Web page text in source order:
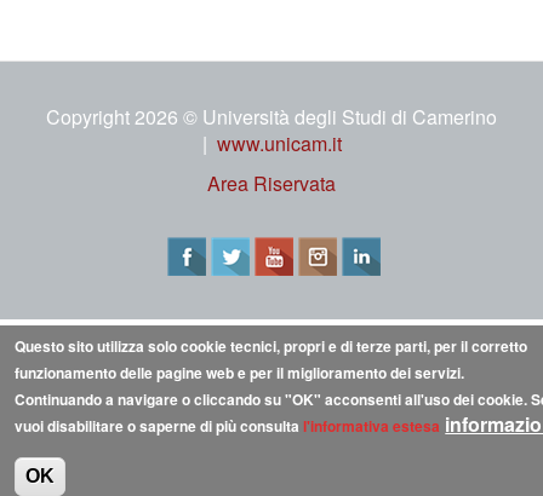
Copyright 2026 © Università degli Studi di Camerino
| www.unicam.it
Area Riservata
Questo sito utilizza solo cookie tecnici, propri e di terze parti, per il corretto
funzionamento delle pagine web e per il miglioramento dei servizi.
Continuando a navigare o cliccando su "OK" acconsenti all'uso dei cookie.
vuoi disabilitare o saperne di più consulta l'informativa estesa
OK